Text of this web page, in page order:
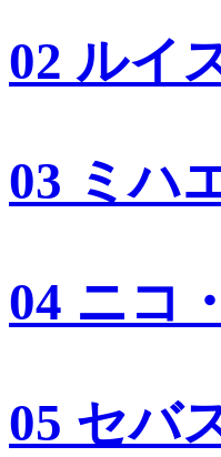
02 ルイ
03 ミハ
04 ニコ
05 セバ